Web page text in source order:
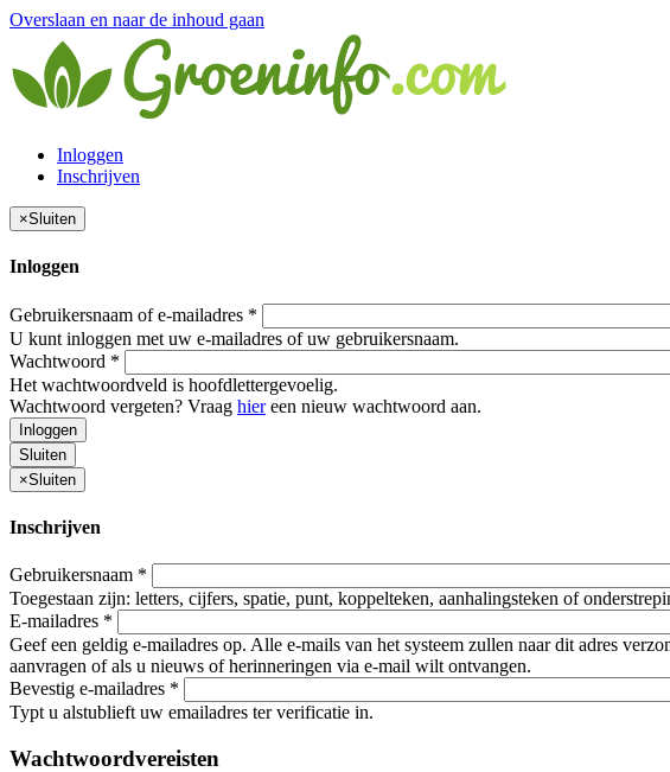
Overslaan en naar de inhoud gaan
Inloggen
Inschrijven
×Sluiten
Inloggen
Gebruikersnaam of e-mailadres *
U kunt inloggen met uw e-mailadres of uw gebruikersnaam.
Wachtwoord *
Het wachtwoordveld is hoofdlettergevoelig.
Wachtwoord vergeten? Vraag hiereen nieuw wachtwoord aan.
Inloggen
Sluiten
×Sluiten
Inschrijven
Gebruikersnaam *
Toegestaan zijn: letters, cijfers, spatie, punt, koppelteken, aanhalingsteken of
E-mailadres *
Geef een geldig e-mailadres op. Alle e-mails van het systeem zullen naar dit adres
aanvragen of als u nieuws of herinneringen via e-mail wilt ontvangen.
Bevestig e-mailadres *
Typt u alstublieft uw emailadres ter verificatie in.
Wachtwoordvereisten